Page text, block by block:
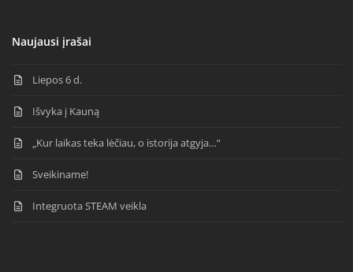
Naujausi įrašai
Liepos 6 d.
Išvyka į Kauną
„Kur laikas teka lėčiau, o istorija atgyja…“
Sveikiname!
Integruota STEAM veikla